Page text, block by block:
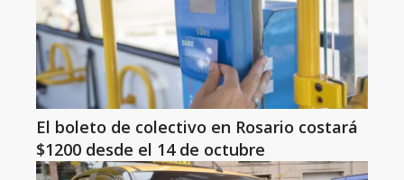
El boleto de colectivo en Rosario costará
$1200 desde el 14 de octubre